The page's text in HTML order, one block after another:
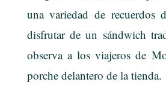
una variedad de
disfrutar de un sándwich
observa a los viajeros de
porche delantero de la tienda.